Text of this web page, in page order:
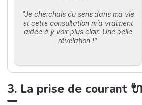
"Je cherchais du sens dans ma vie
et cette consultation m’a vraiment
aidée à y voir plus clair. Une belle
révélation !"
3. La prise de courant 🔌